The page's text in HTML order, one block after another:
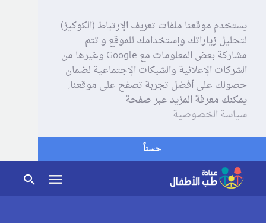
يستخدم موقعنا ملفات تعريف الإرتباط (الكوكيز)
لتحليل زياراتك وإستخدامك للموقع و تتم
مشاركة بعض المعلومات مع Google وغيرها من
الشركات الإعلانية والشبكات الإجتماعية لضمان
حصولك على أفضل تجربة تصفح على موقعنا,
يمكنك معرفة المزيد عبر صفحة
سياسة الخصوصية
حسناً